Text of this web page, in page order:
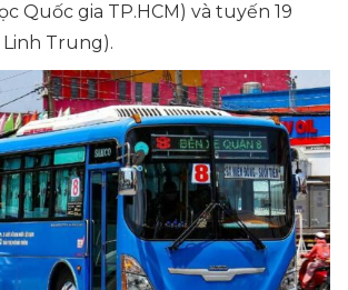
Quốc gia TP.HCM) và tuyến 19
Trung).